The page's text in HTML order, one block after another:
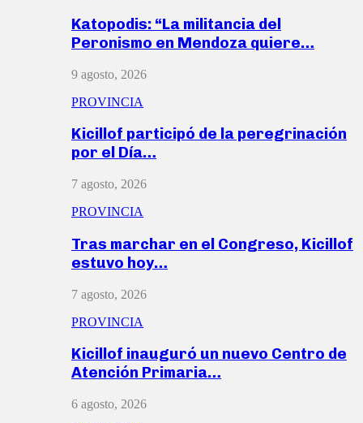
Katopodis: “La militancia del
Peronismo en Mendoza quiere…
9 agosto, 2026
PROVINCIA
Kicillof participó de la peregrinación
por el Día…
7 agosto, 2026
PROVINCIA
Tras marchar en el Congreso, Kicillof
estuvo hoy…
7 agosto, 2026
PROVINCIA
Kicillof inauguró un nuevo Centro de
Atención Primaria…
6 agosto, 2026